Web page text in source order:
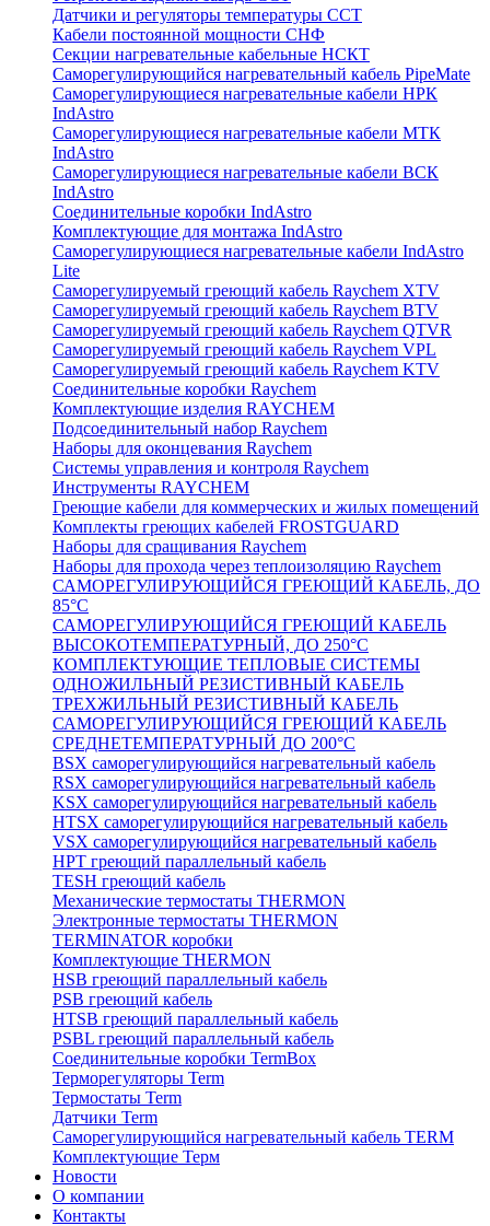
Датчики и регуляторы температуры ССТ
Кабели постоянной мощности СНФ
Секции нагревательные кабельные НСКТ
Саморегулирующийся нагревательный кабель PipeMate
Саморегулирующиеся нагревательные кабели НРК
IndAstro
Саморегулирующиеся нагревательные кабели МТК
IndAstro
Саморегулирующиеся нагревательные кабели ВСК
IndAstro
Соединительные коробки IndAstro
Комплектующие для монтажа IndAstro
Саморегулирующиеся нагревательные кабели IndAstro
Lite
Саморегулируемый греющий кабель Raychem XTV
Саморегулируемый греющий кабель Raychem BTV
Саморегулируемый греющий кабель Raychem QTVR
Саморегулируемый греющий кабель Raychem VPL
Саморегулируемый греющий кабель Raychem KTV
Соединительные коробки Raychem
Комплектующие изделия RAYCHEM
Подсоединительный набор Raychem
Наборы для оконцевания Raychem
Системы управления и контроля Raychem
Инструменты RAYCHEM
Греющие кабели для коммерческих и жилых помещений
Комплекты греющих кабелей FROSTGUARD
Наборы для сращивания Raychem
Наборы для прохода через теплоизоляцию Raychem
САМОРЕГУЛИРУЮЩИЙСЯ ГРЕЮЩИЙ КАБЕЛЬ, ДО
85°С
САМОРЕГУЛИРУЮЩИЙСЯ ГРЕЮЩИЙ КАБЕЛЬ
ВЫСОКОТЕМПЕРАТУРНЫЙ, ДО 250°С
КОМПЛЕКТУЮЩИЕ ТЕПЛОВЫЕ СИСТЕМЫ
ОДНОЖИЛЬНЫЙ РЕЗИСТИВНЫЙ КАБЕЛЬ
ТРЕХЖИЛЬНЫЙ РЕЗИСТИВНЫЙ КАБЕЛЬ
САМОРЕГУЛИРУЮЩИЙСЯ ГРЕЮЩИЙ КАБЕЛЬ
СРЕДНЕТЕМПЕРАТУРНЫЙ ДО 200°С
BSX саморегулирующийся нагревательный кабель
RSX саморегулирующийся нагревательный кабель
KSX саморегулирующийся нагревательный кабель
HTSX саморегулирующийся нагревательный кабель
VSX саморегулирующийся нагревательный кабель
НРТ греющий параллельный кабель
TESH греющий кабель
Механические термостаты THERMON
Электронные термостаты THERMON
TERMINATOR коробки
Комплектующие THERMON
HSB греющий параллельный кабель
PSB греющий кабель
HTSB греющий параллельный кабель
PSBL греющий параллельный кабель
Соединительные коробки TermBox
Терморегуляторы Term
Термостаты Term
Датчики Term
Саморегулирующийся нагревательный кабель TERM
Комплектующие Терм
Новости
О компании
Контакты